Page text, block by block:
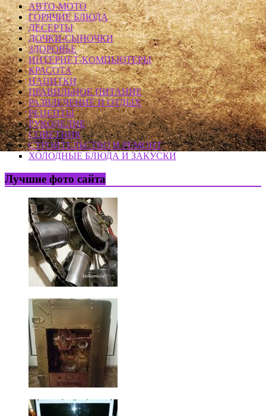
АВТО-МОТО
ГОРЯЧИЕ БЛЮДА
ДЕСЕРТЫ
ДОЧКИ-СЫНОЧКИ
ЗДОРОВЬЕ
ИНТЕРНЕТ-КОМПЬЮТЕРЫ
КРАСОТА
НАПИТКИ
ПРАВИЛЬНОЕ ПИТАНИЕ
РАЗВЛЕЧЕНИЕ И ОТДЫХ
РЕЦЕПТЫ
РУКОДЕЛИЕ
СОВЕТНИК
СТРОИТЕЛЬСТВО И РЕМОНТ
ХОЛОДНЫЕ БЛЮДА И ЗАКУСКИ
Лучшие фото сайта